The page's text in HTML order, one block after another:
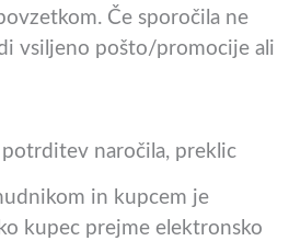
Če sporočila ne
vsiljeno pošto/promocije ali
naročila, preklic
in kupcem je
kupec prejme elektronsko